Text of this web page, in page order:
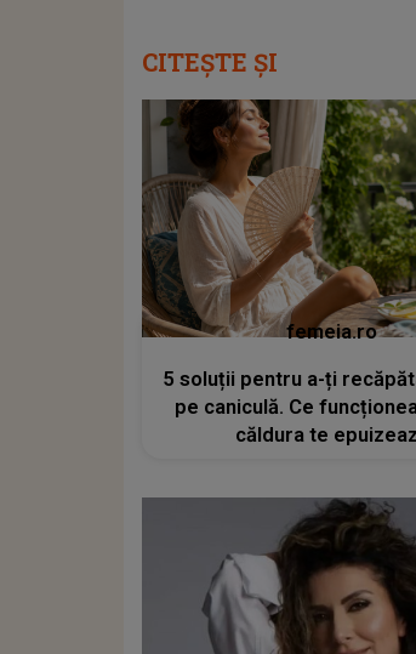
CITEȘTE ȘI
femeia.ro
5 soluții pentru a-ți
pe caniculă. Ce
căldura te